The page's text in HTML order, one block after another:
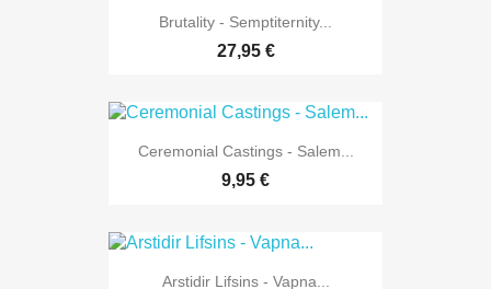
Brutality - Semptiternity...
27,95 €
Ceremonial Castings - Salem...
9,95 €
Arstidir Lifsins - Vapna...